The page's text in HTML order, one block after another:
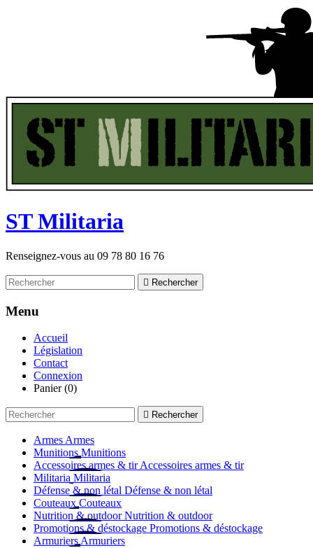
STMilitaria
Renseignez-vous au 09 78 80 16 76
 Rechercher
Menu
Accueil
Législation
Contact
Connexion
Panier (0)
 Rechercher
Armes Armes
Munitions Munitions
Accessoires armes & tir Accessoires armes & tir
Militaria Militaria
Défense & non létal Défense & non létal
Couteaux Couteaux
Nutrition & outdoor Nutrition & outdoor
Promotions & déstockage Promotions & déstockage
Armuriers Armuriers